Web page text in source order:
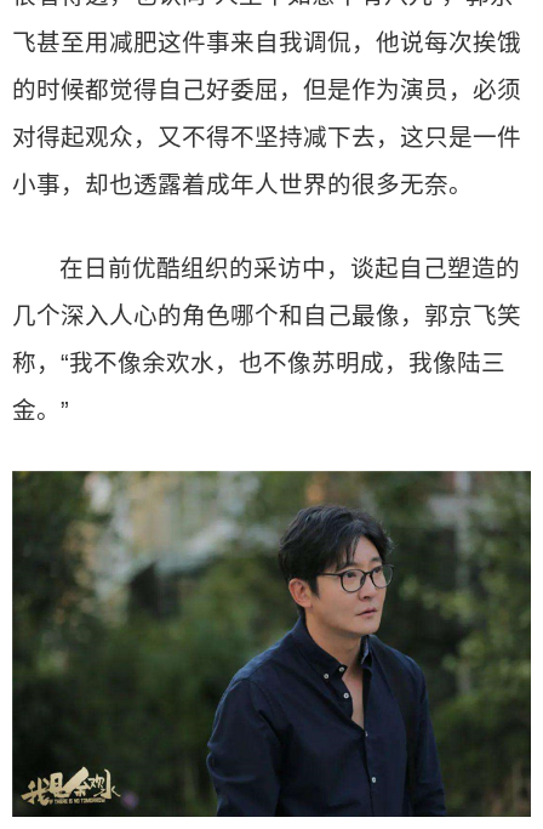
飞甚至用减肥这件事来自我调侃，他说每次挨饿
的时候都觉得自己好委屈，但是作为演员，必须
对得起观众，又不得不坚持减下去，这只是一件
小事，却也透露着成年人世界的很多无奈。
在日前优酷组织的采访中，谈起自己塑造的
几个深入人心的角色哪个和自己最像，郭京飞笑
称，“我不像余欢水，也不像苏明成，我像陆三
金。”